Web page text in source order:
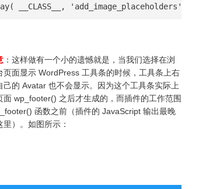
__CLASS__, 'add_image_placeholders' ),
：这样做有一个小的遗憾就是，当我们选择在浏
页面显示 WordPress 工具条的时候，工具条上右
己的 Avatar 也不会显示。因为这个工具条实际上
面 wp_footer() 之后才生成的，而插件的工作范围
函数之前（插件的 JavaScript 输出最晚
里）。如图所示：